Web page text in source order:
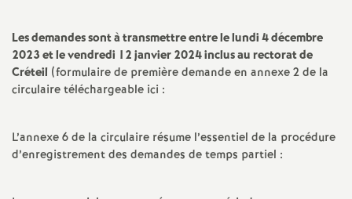
l
e
s
Les demandes sont à transmettre entre le lundi 4 décembre
2023 et le vendredi 12 janvier 2024 inclus au rectorat de
Créteil (formulaire de première demande en annexe 2 de la
circulaire téléchargeable ici :
L’annexe 6 de la circulaire résume l’essentiel de la procédure
d’enregistrement des demandes de temps partiel :